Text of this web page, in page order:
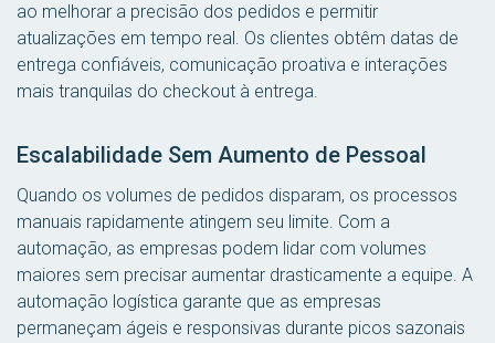
ao melhorar a precisão dos pedidos e permitir
atualizações em tempo real. Os clientes obtêm datas de
entrega confiáveis, comunicação proativa e interações
mais tranquilas do checkout à entrega.
Escalabilidade Sem Aumento de Pessoal
Quando os volumes de pedidos disparam, os processos
manuais rapidamente atingem seu limite. Com a
automação, as empresas podem lidar com volumes
maiores sem precisar aumentar drasticamente a equipe. A
automação logística garante que as empresas
permaneçam ágeis e responsivas durante picos sazonais